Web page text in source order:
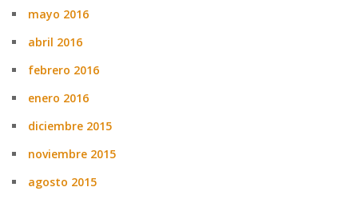
mayo 2016
abril 2016
febrero 2016
enero 2016
diciembre 2015
noviembre 2015
agosto 2015